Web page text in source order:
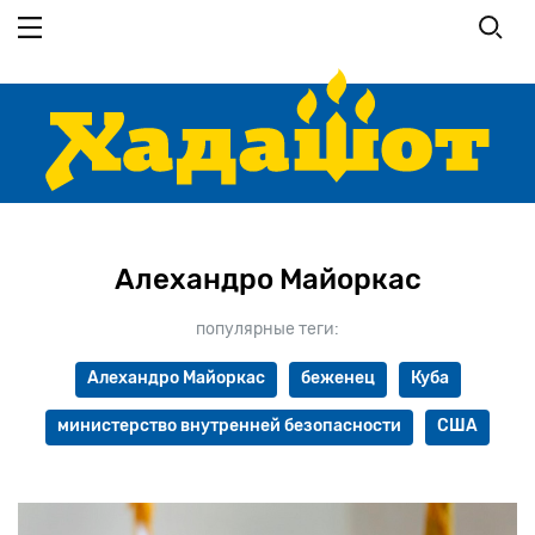
основному
Алехандро Майоркас
популярные теги:
Алехандро Майоркас беженец Куба
министерство внутренней безопасности США